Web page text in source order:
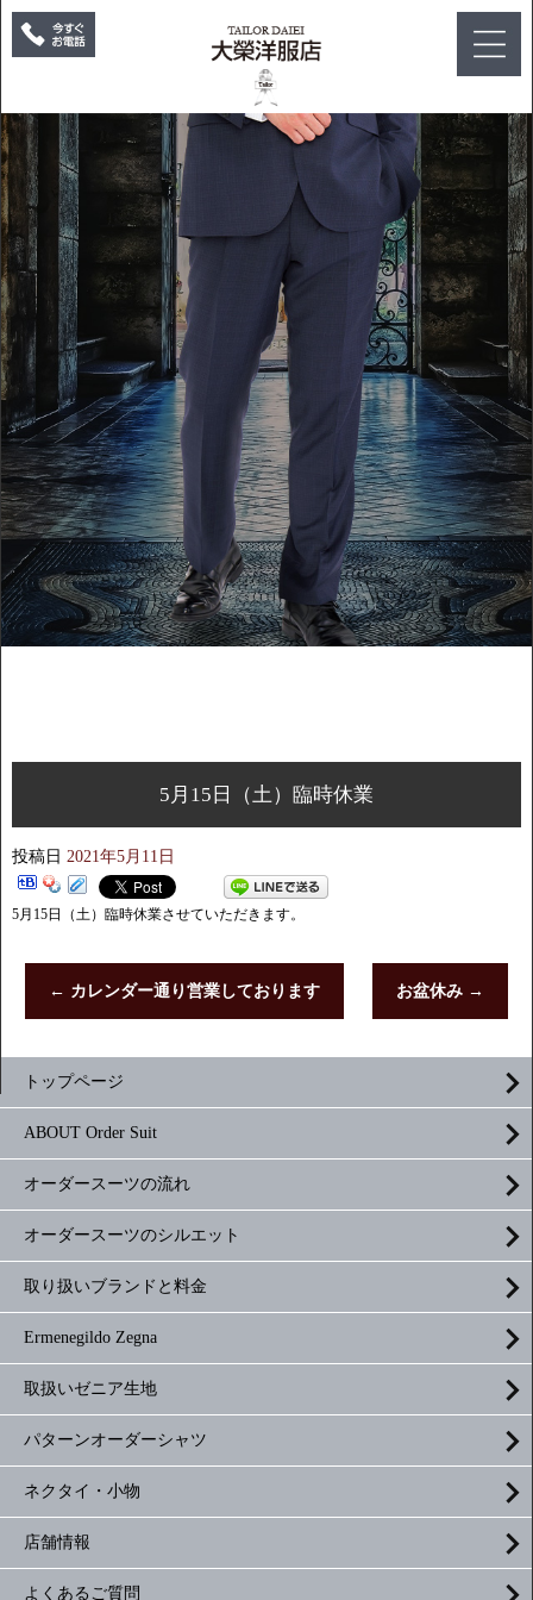
5月15日（土）臨時休業
投稿日 2021年5月11日
5月15日（土）臨時休業させていただきます。
← カレンダー通り営業しております お盆休み →
トップページ
ABOUT Order Suit
オーダースーツの流れ
オーダースーツのシルエット
取り扱いブランドと料金
Ermenegildo Zegna
取扱いゼニア生地
パターンオーダーシャツ
ネクタイ・小物
店舗情報
よくあるご質問